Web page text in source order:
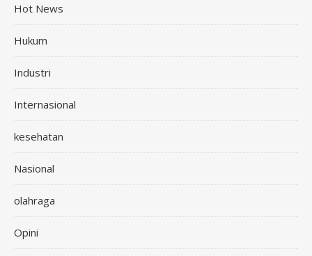
Hot News
Hukum
Industri
Internasional
kesehatan
Nasional
olahraga
Opini